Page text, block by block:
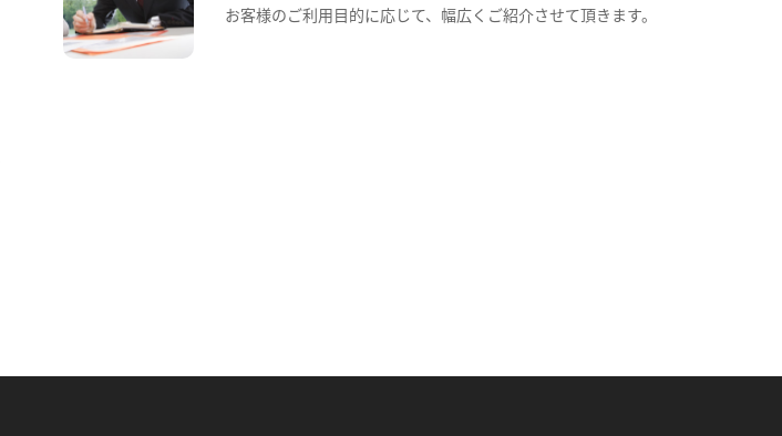
お客様のご利用目的に応じて、幅広くご紹介させて頂きます。